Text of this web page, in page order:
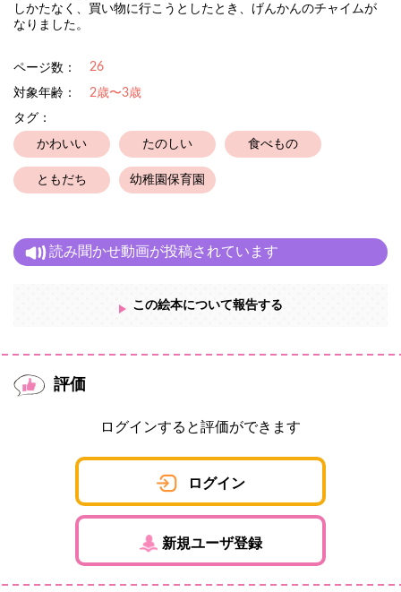
しかたなく、買い物に行こうとしたとき、げんかんのチャイムが
なりました。
ページ数： 26
対象年齢：
2歳〜3歳
タグ：
かわいい たのしい 食べもの
ともだち 幼稚園保育園
読み聞かせ動画が投稿されています
この絵本について報告する
評価
ログインすると評価ができます
ログイン
新規ユーザ登録